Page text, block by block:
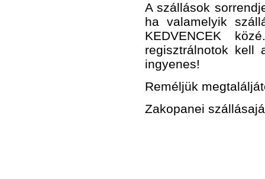
A szállások
ha valamelyik
KEDVENCEK
regisztrálnotok
ingyenes!
Reméljük
Zakopanei